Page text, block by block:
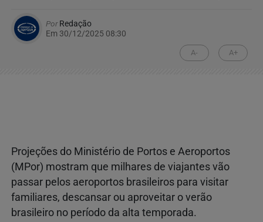
PorRedação
Em 30/12/2025 08:30
A- A+
Projeções do Ministério de Portos e Aeroportos
(MPor) mostram que milhares de viajantes vão
passar pelos aeroportos brasileiros para visitar
familiares, descansar ou aproveitar o verão
brasileiro no período da alta temporada.